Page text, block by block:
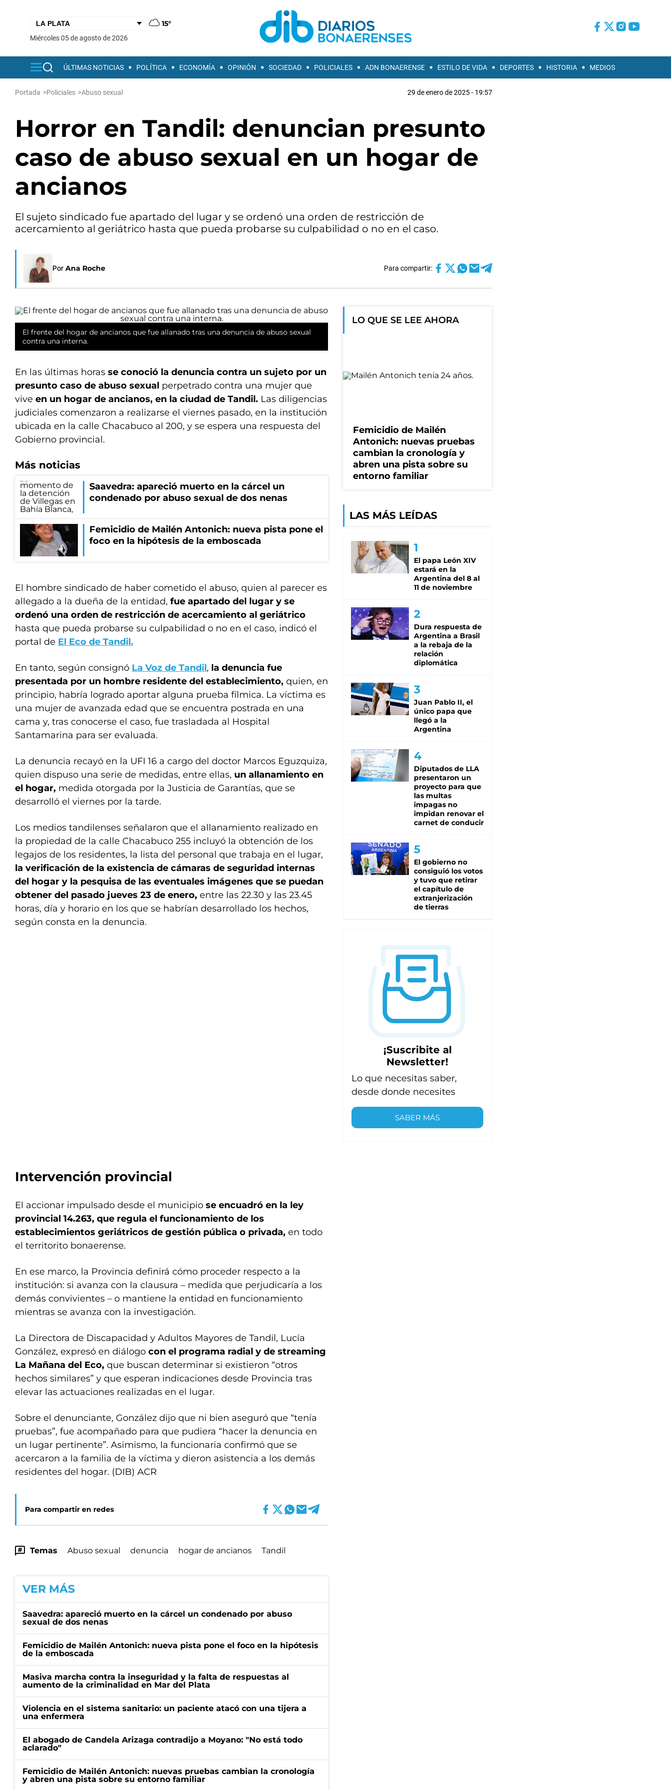
15°
miércoles 05 de agosto de 2026
ÚLTIMAS NOTICIAS POLÍTICA ECONOMÍA OPINIÓN SOCIEDAD POLICIALES ADN BONAERENSE ESTILO DE VIDA DEPORTES HISTORIA MEDIOS
Portada >Policiales >Abuso sexual 29 de enero de 2025 - 19:57
Horror en Tandil: denuncian presunto
caso de abuso sexual en un hogar de
ancianos
El sujeto sindicado fue apartado del lugar y se ordenó una orden de restricción de
acercamiento al geriátrico hasta que pueda probarse su culpabilidad o no en el caso.
Por Ana Roche Para compartir:
El frente del hogar de ancianos que fue allanado tras una denuncia de abuso sexual
contra una interna.
En las últimas horas se conoció la denuncia contra un sujeto por un
presunto caso de abuso sexual perpetrado contra una mujer que
vive en un hogar de ancianos, en la ciudad de Tandil. Las diligencias
judiciales comenzaron a realizarse el viernes pasado, en la institución
ubicada en la calle Chacabuco al 200, y se espera una respuesta del
Gobierno provincial.
Más noticias
Saavedra: apareció muerto en la cárcel un
condenado por abuso sexual de dos nenas
Femicidio de Mailén Antonich: nueva pista pone el
foco en la hipótesis de la emboscada
El hombre sindicado de haber cometido el abuso, quien al parecer es
allegado a la dueña de la entidad, fue apartado del lugar y se
ordenó una orden de restricción de acercamiento al geriátrico
hasta que pueda probarse su culpabilidad o no en el caso, indicó el
portal de El Eco de Tandil.
En tanto, según consignó La Voz de Tandil, la denuncia fue
presentada por un hombre residente del establecimiento, quien, en
principio, habría logrado aportar alguna prueba fílmica. La víctima es
una mujer de avanzada edad que se encuentra postrada en una
cama y, tras conocerse el caso, fue trasladada al Hospital
Santamarina para ser evaluada.
La denuncia recayó en la UFI 16 a cargo del doctor Marcos Eguzquiza,
quien dispuso una serie de medidas, entre ellas, un allanamiento en
el hogar, medida otorgada por la Justicia de Garantías, que se
desarrolló el viernes por la tarde.
Los medios tandilenses señalaron que el allanamiento realizado en
la propiedad de la calle Chacabuco 255 incluyó la obtención de los
legajos de los residentes, la lista del personal que trabaja en el lugar,
la verificación de la existencia de cámaras de seguridad internas
del hogar y la pesquisa de las eventuales imágenes que se puedan
obtener del pasado jueves 23 de enero, entre las 22.30 y las 23.45
horas, día y horario en los que se habrían desarrollado los hechos,
según consta en la denuncia.
Intervención provincial
El accionar impulsado desde el municipio se encuadró en la ley
provincial 14.263, que regula el funcionamiento de los
establecimientos geriátricos de gestión pública o privada, en todo
el territorito bonaerense.
En ese marco, la Provincia definirá cómo proceder respecto a la
institución: si avanza con la clausura – medida que perjudicaría a los
demás convivientes – o mantiene la entidad en funcionamiento
mientras se avanza con la investigación.
La Directora de Discapacidad y Adultos Mayores de Tandil, Lucía
González, expresó en diálogo con el programa radial y de streaming
La Mañana del Eco, que buscan determinar si existieron “otros
hechos similares” y que esperan indicaciones desde Provincia tras
elevar las actuaciones realizadas en el lugar.
Sobre el denunciante, González dijo que ni bien aseguró que “tenía
pruebas”, fue acompañado para que pudiera “hacer la denuncia en
un lugar pertinente”. Asimismo, la funcionaria confirmó que se
acercaron a la familia de la víctima y dieron asistencia a los demás
residentes del hogar. (DIB) ACR
Para compartir en redes
Temas Abuso sexual denuncia hogar de ancianos Tandil
VER MÁS
Saavedra: apareció muerto en la cárcel un condenado por abuso
sexual de dos nenas
Femicidio de Mailén Antonich: nueva pista pone el foco en la hipótesis
de la emboscada
Masiva marcha contra la inseguridad y la falta de respuestas al
aumento de la criminalidad en Mar del Plata
Violencia en el sistema sanitario: un paciente atacó con una tijera a
una enfermera
El abogado de Candela Arizaga contradijo a Moyano: "No está todo
aclarado"
Femicidio de Mailén Antonich: nuevas pruebas cambian la cronología
y abren una pista sobre su entorno familiar
LO QUE SE LEE AHORA
Femicidio de Mailén
Antonich: nuevas pruebas
cambian la cronología y
abren una pista sobre su
entorno familiar
LAS MÁS LEÍDAS
El papa León XIV
estará en la
Argentina del 8 al
11 de noviembre
Dura respuesta de
Argentina a Brasil
a la rebaja de la
relación
diplomática
Juan Pablo II, el
único papa que
llegó a la
Argentina
Diputados de LLA
presentaron un
proyecto para que
las multas
impagas no
impidan renovar el
carnet de conducir
El gobierno no
consiguió los votos
y tuvo que retirar
el capítulo de
extranjerización
de tierras
¡Suscribite al
Newsletter!
Lo que necesitas saber,
desde donde necesites
SABER MÁS